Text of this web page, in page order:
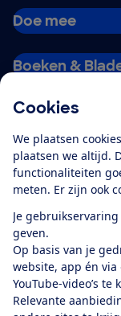
Cookies
We plaatsen
plaatsen we altijd.
functionaliteiten
meten. Er zijn ook
Je
geven.
Op basis van je
website, app én
YouTube-video’s
Relevante
Doe mee
Boeken &
Algemene
Cookiebeleid